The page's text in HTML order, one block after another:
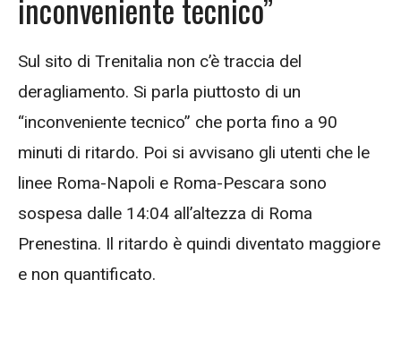
inconveniente tecnico”
Sul sito di Trenitalia non c’è traccia del
deragliamento. Si parla piuttosto di un
“inconveniente tecnico” che porta fino a 90
minuti di ritardo. Poi si avvisano gli utenti che le
linee Roma-Napoli e Roma-Pescara sono
sospesa dalle 14:04 all’altezza di Roma
Prenestina. Il ritardo è quindi diventato maggiore
e non quantificato.